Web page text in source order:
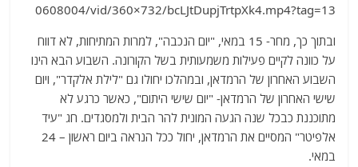
0608004/vid/360×732/bcLJtDupjTrtpXk4.mp4?tag=13
ובתוך כך, מחר- 15 במאי, "יום הנכבה", למרות המתיחות, לא דווח
על כוונה לקיים פעילות משמעותית בשל הקורונה. השבוע הבא הינו
השבוע האחרון של הרמדאן, ובמהלכו יחולו גם "לילת אלקדר", ויום
שישי האחרון של הרמדאן- "יום שישי היתום", כאשר כרגע לא
מתוכננת כבכל שנה הגעה המונית להר הבית ולמסגדים. חג "עיד
אלפיטר" המסיים את הרמדאן, יחול ככל הנראה ביום ראשון – 24
במאי.